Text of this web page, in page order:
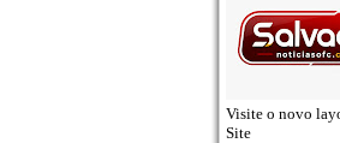
Visite o novo
Site